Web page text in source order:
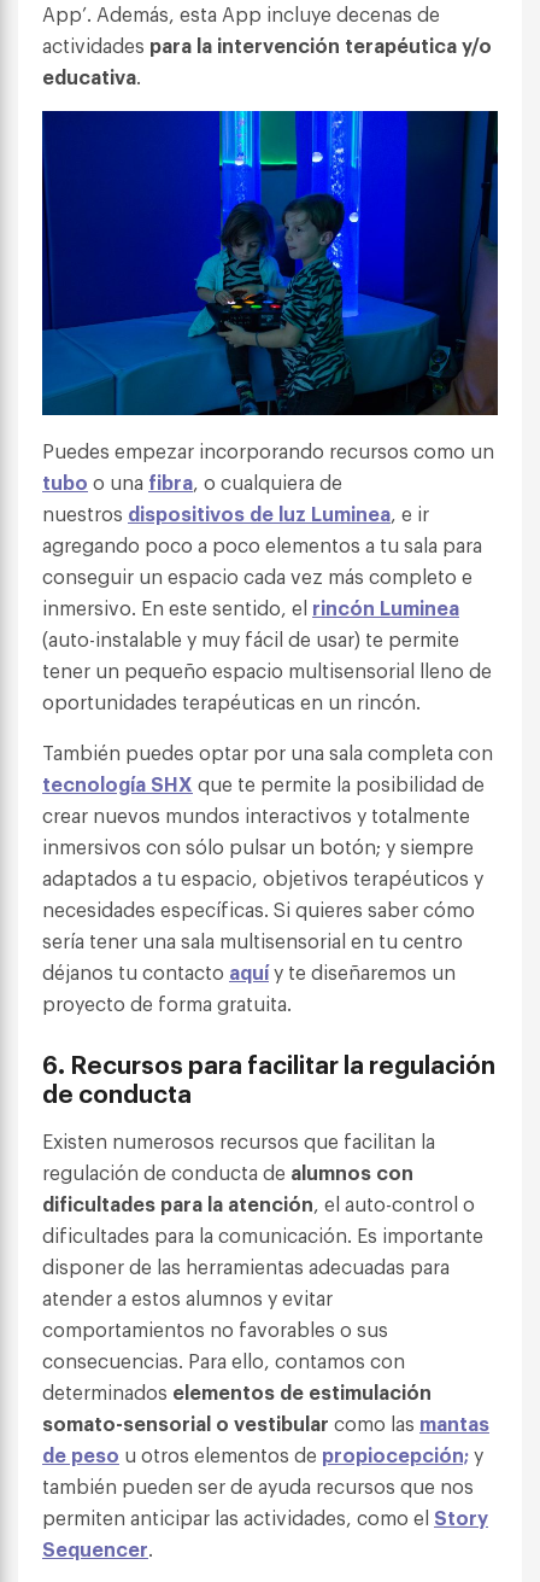
App’. Además, esta App incluye decenas de
actividades para la intervención terapéutica y/o
educativa.
Puedes empezar incorporando recursos como un
tubo o una fibra, o cualquiera de
nuestros dispositivos de luz Luminea, e ir
agregando poco a poco elementos a tu sala para
conseguir un espacio cada vez más completo e
inmersivo. En este sentido, el rincón Luminea
(auto-instalable y muy fácil de usar) te permite
tener un pequeño espacio multisensorial lleno de
oportunidades terapéuticas en un rincón.
También puedes optar por una sala completa con
tecnología SHX que te permite la posibilidad de
crear nuevos mundos interactivos y totalmente
inmersivos con sólo pulsar un botón; y siempre
adaptados a tu espacio, objetivos terapéuticos y
necesidades específicas. Si quieres saber cómo
sería tener una sala multisensorial en tu centro
déjanos tu contacto aquíy te diseñaremos un
proyecto de forma gratuita.
6. Recursos para facilitar la regulación
de conducta
Existen numerosos recursos que facilitan la
regulación de conducta de alumnos con
dificultades para la atención, el auto-control o
dificultades para la comunicación. Es importante
disponer de las herramientas adecuadas para
atender a estos alumnos y evitar
comportamientos no favorables o sus
consecuencias. Para ello, contamos con
determinados elementos de estimulación
somato-sensorial o vestibular como las mantas
de peso u otros elementos de propiocepción;y
también pueden ser de ayuda recursos que nos
permiten anticipar las actividades, como el Story
Sequencer.